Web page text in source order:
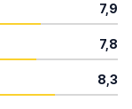
7,9
7,8
8,3